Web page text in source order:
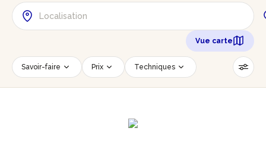
Vue carte
Savoir-faire Prix Techniques
Date Créneau horaire